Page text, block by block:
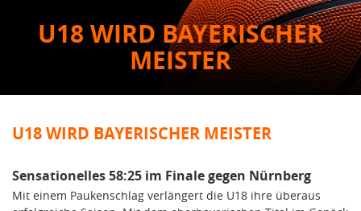
U18 WIRD BAYERISCHER
MEISTER
U18 WIRD BAYERISCHER MEISTER
Sensationelles 58:25 im Finale gegen Nürnberg
Mit einem Paukenschlag verlängert die U18 ihre überaus